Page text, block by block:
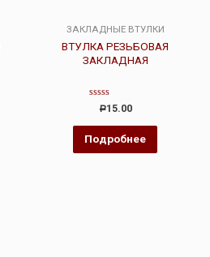
ЗАКЛАДНЫЕ ВТУЛКИ
ВТУЛКА РЕЗЬБОВАЯ
ЗАКЛАДНАЯ
Оценка
из
5
Р15.00
Подробнее